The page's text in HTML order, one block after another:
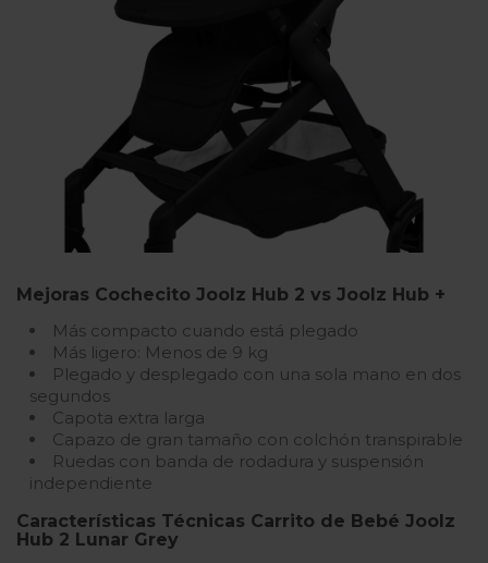
Mejoras Cochecito Joolz Hub 2 vs Joolz Hub +
Más compacto cuando está plegado
Más ligero: Menos de 9 kg
Plegado y desplegado con una sola mano en dos
segundos
Capota extra larga
Capazo de gran tamaño con colchón transpirable
Ruedas con banda de rodadura y suspensión
independiente
Características Técnicas Carrito de Bebé Joolz
Hub 2 Lunar Grey